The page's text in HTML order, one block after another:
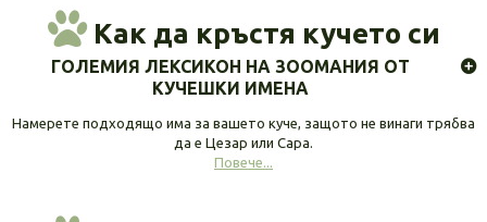
Как да кръстя кучето си
ГОЛЕМИЯ ЛЕКСИКОН НА ЗООМАНИЯ ОТ
КУЧЕШКИ ИМЕНА
Намерете подходящо има за вашето куче, защото не винаги трябва
да е Цезар или Сара.
Повече...